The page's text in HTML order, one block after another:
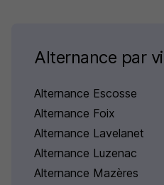
Alternance par
Alternance Escosse
Alternance Foix
Alternance Lavelanet
Alternance Luzenac
Alternance Mazères